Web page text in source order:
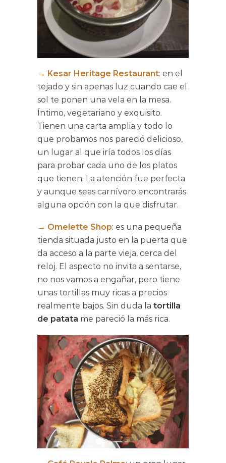
→ Kesar Heritage Restaurant: en el
tejado y sin apenas luz cuando cae el
sol te ponen una vela en la mesa.
Íntimo, vegetariano y exquisito.
Tienen una carta amplia y todo lo
que probamos nos pareció delicioso,
un lugar al que iría todos los días
para probar cada uno de los platos
que tienen. La atención fue perfecta
y aunque seas carnívoro encontrarás
alguna opción con la que disfrutar.
→ Omelette Shop: es una pequeña
tienda situada justo en la puerta que
da acceso a la parte vieja, cerca del
reloj. El aspecto no invita a sentarse,
no nos vamos a engañar, pero tiene
unas tortillas muy ricas a precios
realmente bajos. Sin duda la tortilla
de patata me pareció la más rica.